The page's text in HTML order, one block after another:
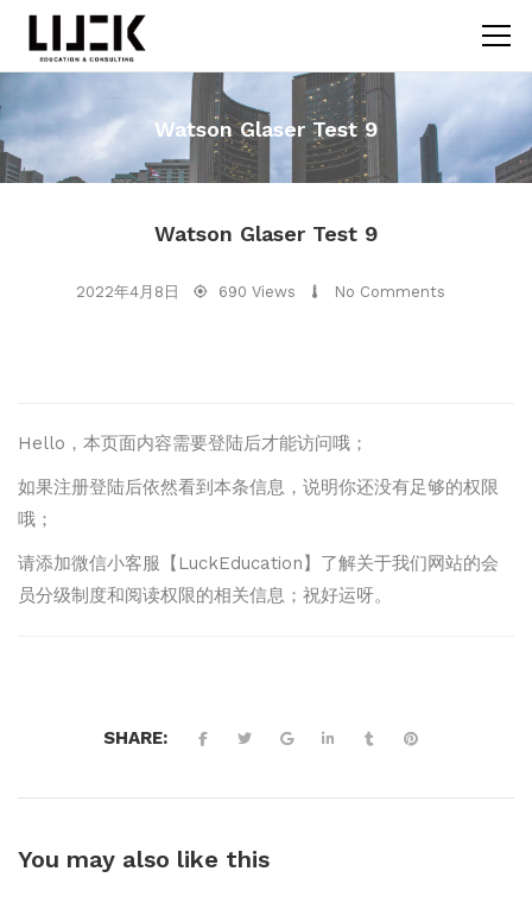
Watson Glaser Test 9
Watson Glaser Test 9
2022年4月8日 690 Views No Comments
Hello，本页面内容需要登陆后才能访问哦；
如果注册登陆后依然看到本条信息，说明你还没有足够的权限
哦；
请添加微信小客服【LuckEducation】了解关于我们网站的会
员分级制度和阅读权限的相关信息；祝好运呀。
SHARE:
You may also like this